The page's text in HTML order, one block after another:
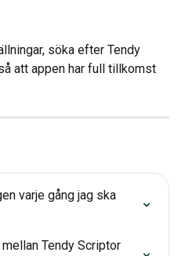
söka efter Tendy
att appen har full tillkomst
varje gång jag ska
Tendy Scriptor